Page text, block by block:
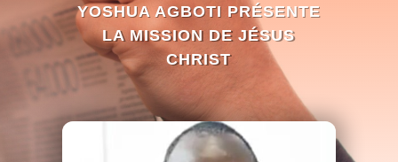
YOSHUA AGBOTI PRÉSENTE
LA MISSION DE JÉSUS
CHRIST